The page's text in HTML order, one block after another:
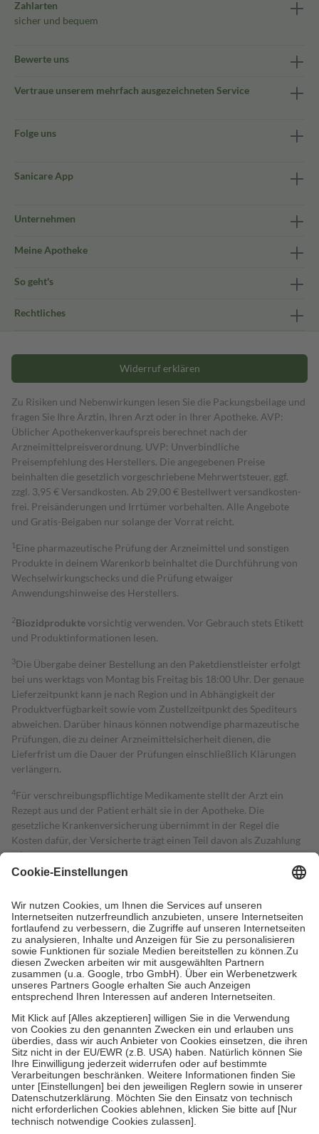
Zahlarten
sicher und bequem
Bewerte uns
Vertraue unserem mehrfach ausgezeichneten Service
Folge uns
Sanicare App
Unternehmen
Meine Apotheke
So geht's
Rechtliches
Widerruf erklären
Zu Risiken und Nebenwirkungen lesen Sie die Packungsbeilage und
fragen Sie Ihre Ärztin, Ihren Arzt oder in Ihrer Apotheke. AVP:
Üblicher Apothekenverkaufspreis berechnet nach der
Arzneimittelpreisverordnung. UVP: Unverbindliche
Preisempfehlung des Herstellers. Die angegebenen Preise
beinhalten die gesetzlich vorgeschriebene Mehrwertsteuer, ggf.
zzgl. 3,95 € Versandkosten. Ab 29,00 € Bestell­wert versand­kosten­
frei. Preisänderungen und Irrtümer vorbehalten. Alle Angebote
und Gratis-Beigaben nur solange der Vorrat reicht.
1 Eine pharmazeutische Prüfung der Arzneimittel und sonstigen
Produkte in deinem Warenkorb beinhaltet die Durchführung von
Wechselwirkungschecks und die Prüfung etwaiger
Anwendungshinweise des Herstellers.
2Biozidproduktevorsichtig verwenden. Vor Gebrauch stets Etikett
und Produktinformationen lesen.
3Die Übergabe deiner Bestellung an den Paketdienstleister erfolgt
bei uns werktags von Montag bis Freitag bis 18:00 Uhr. Der genaue
Lieferzeitpunkt kann je nach Region und in Abhängigkeit der
Produktverfügbarkeit sowie vom Zustellzeitpunkt des Spediteurs
abweichen. Darüber hinaus können notwendige pharmazeutische
Prüfungen, die zu deiner Arzneimittelsicherheit dienen, die
Lieferfrist um die Dauer der Prüfungen einschließlich Klärungen
verlängern.
4Für verschreibungspflichtige Medikamente stellt der Arzt ein
Rezept aus und der Patient erhält sie in der Apotheke. Die
gesetzliche Krankenversicherung übernimmt in der Regel die
Kosten dafür, der Versicherte trägt einen Teil davon als Zuzahlung
mit.
Grundsätzlich leisten Mitglieder Zuzahlungen in Höhe von zehn
höchstens zehn Euro.
Es sind jedoch nie mehr als die tatsächlichen
Kosten der Leistung zu entrichten.
Diese Regeln gelten grundsätzlich auch für Online-Apotheken.
Bei Heilmitteln und häuslicher Krankenpflege beträgt die
Zuzahlung zehn Prozent der Kosten sowie zehn Euro je
Verordnung.
Um das Engagement der Versicherten für ihre eigene Gesundheit zu
stärken und die besondere Stellung der Familie zu unterstützen,
fallenkeine Zuzahlungenan bei:
• Kindern und Jugendlichen bis zum vollendeten 18. Lebensjahr
mit Ausnahme der Fahrkosten
• Untersuchungen zur Vorsorge und Früherkennung, die von der
GKV getragen werden
• empfohlenen Schutzimpfungen
• Harn- und Blutteststreifen